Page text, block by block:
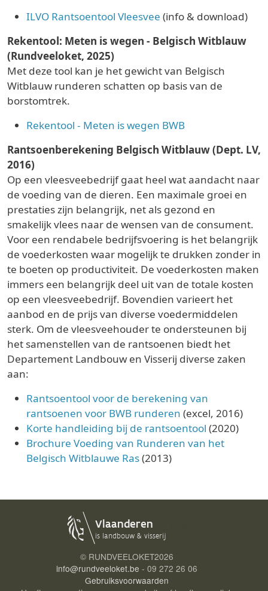
ILVO Rantsoentool Vleesvee (info & download)
Rekentool: Meten is wegen - Belgisch Witblauw
(Rundveeloket, 2025)
Met deze tool kan je het gewicht van Belgisch
Witblauw runderen schatten op basis van de
borstomtrek.
Rekentool - Meten is wegen BWB
Rantsoenberekening Belgisch Witblauw (Dept. LV,
2016)
Op een vleesveebedrijf gaat heel wat aandacht naar
de voeding van de dieren. Een maximale groei en
prestaties zijn belangrijk, net als gezond en
smakelijk vlees naar de wensen van de consument.
Voor een rendabele bedrijfsvoering is het belangrijk
de voederkosten waar mogelijk te drukken zonder in
te boeten op productiviteit. De voederkosten maken
immers een belangrijk deel uit van de totale kosten
op een vleesveebedrijf. Bovendien varieert het
aanbod en de prijs van diverse voedermiddelen
sterk. Om de vleesveehouder te ondersteunen bij
het samenstellen van de rantsoenen biedt het
Departement Landbouw en Visserij diverse zaken
aan:
Rantsoentool voor de berekening van
rantsoenen voor BWB runderen (excel, 2016)
Korte handleiding bij de rantsoentool (2020)
Brochure Voeding van Runderen van het
Belgisch Witblauwe Ras(2013)
© RUNDVEELOKET2026
info@rundveeloket.be - 09 272 26 06
Gebruiksvoorwaarden